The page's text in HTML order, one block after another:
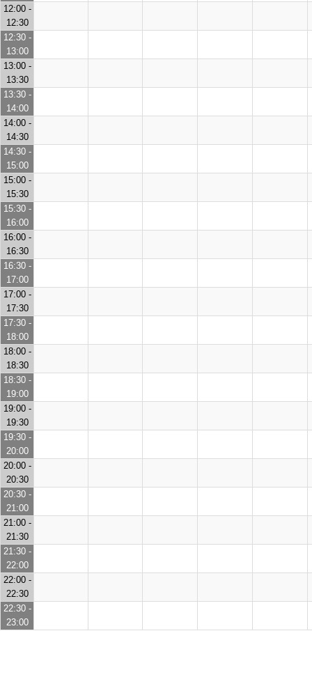
12:00 -
12:30
12:30 -
13:00
13:00 -
13:30
13:30 -
14:00
14:00 -
14:30
14:30 -
15:00
15:00 -
15:30
15:30 -
16:00
16:00 -
16:30
16:30 -
17:00
17:00 -
17:30
17:30 -
18:00
18:00 -
18:30
18:30 -
19:00
19:00 -
19:30
19:30 -
20:00
20:00 -
20:30
20:30 -
21:00
21:00 -
21:30
21:30 -
22:00
22:00 -
22:30
22:30 -
23:00